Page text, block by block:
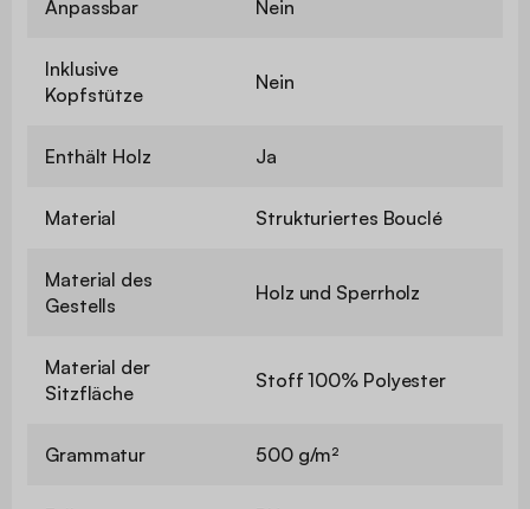
Anpassbar Nein
Inklusive
Kopfstütze
Nein
Enthält Holz Ja
Material Strukturiertes Bouclé
Material des
Gestells
Holz und Sperrholz
Material der
Sitzfläche
Stoff 100% Polyester
Grammatur 500 g/m²